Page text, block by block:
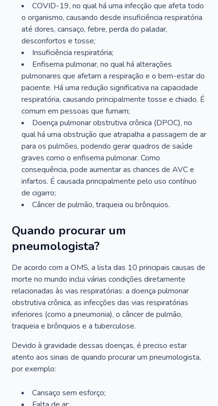
COVID-19, no qual há uma infecção que afeta todo
o organismo, causando desde insuficiência respiratória
até dores, cansaço, febre, perda do paladar,
desconfortos e tosse;
Insuficiência respiratória;
Enfisema pulmonar, no qual há alterações
pulmonares que afetam a respiração e o bem-estar do
paciente. Há uma redução significativa na capacidade
respiratória, causando principalmente tosse e chiado. É
comum em pessoas que fumam;
Doença pulmonar obstrutiva crônica (DPOC), no
qual há uma obstrução que atrapalha a passagem de ar
para os pulmões, podendo gerar quadros de saúde
graves como o enfisema pulmonar. Como
consequência, pode aumentar as chances de AVC e
infartos. É causada principalmente pelo uso contínuo
de cigarro;
Câncer de pulmão, traqueia ou brônquios.
Quando procurar um
pneumologista?
De acordo com a OMS, a lista das 10 principais causas de
morte no mundo inclui várias condições diretamente
relacionadas às vias respiratórias: a doença pulmonar
obstrutiva crônica, as infecções das vias respiratórias
inferiores (como a pneumonia), o câncer de pulmão,
traqueia e brônquios e a tuberculose.
Devido à gravidade dessas doenças, é preciso estar
atento aos sinais de quando procurar um pneumologista,
por exemplo:
Cansaço sem esforço;